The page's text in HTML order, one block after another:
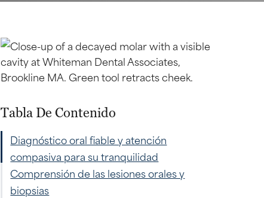
Tabla De Contenido
Diagnóstico oral fiable y atención
compasiva para su tranquilidad
Comprensión de las lesiones orales y
biopsias